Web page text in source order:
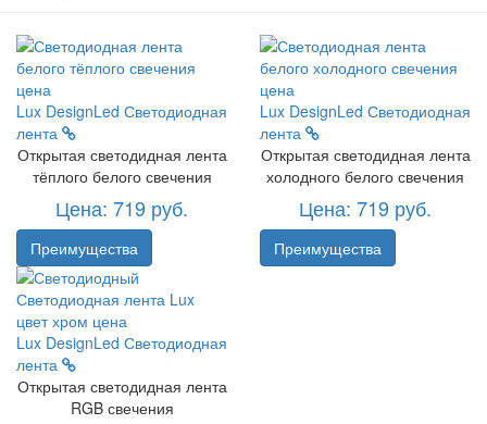
Lux DesignLed Светодиодная
лента
Открытая светодидная лента
тёплого белого свечения
Цена: 719 руб.
Преимущества
Lux DesignLed Светодиодная
лента
Открытая светодидная лента
холодного белого свечения
Цена: 719 руб.
Преимущества
Lux DesignLed Светодиодная
лента
Открытая светодидная лента
RGB свечения